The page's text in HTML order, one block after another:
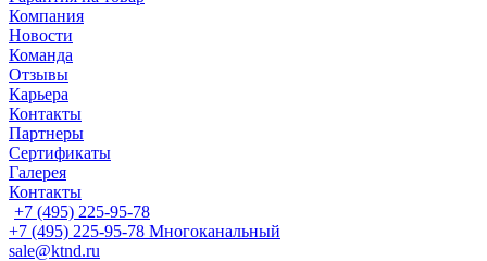
Компания
Новости
Команда
Отзывы
Карьера
Контакты
Партнеры
Сертификаты
Галерея
Контакты
+7 (495) 225-95-78
+7 (495) 225-95-78 Многоканальный
sale@ktnd.ru